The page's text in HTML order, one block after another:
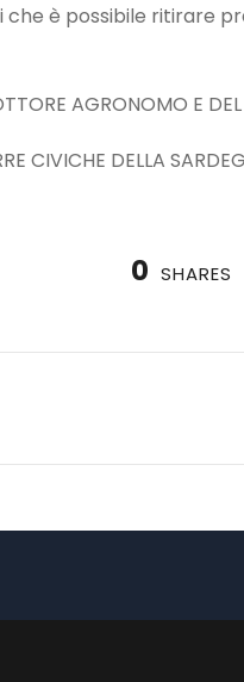
che è possibile ritirare
AGRONOMO E
CIVICHE DELLA
0 SHARES